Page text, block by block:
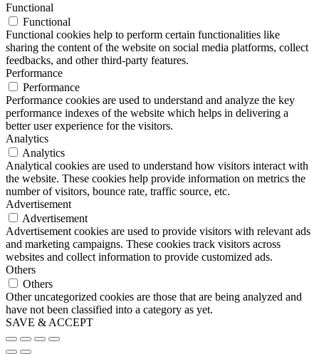
Functional
Functional
Functional cookies help to perform certain functionalities like
sharing the content of the website on social media platforms, collect
feedbacks, and other third-party features.
Performance
Performance
Performance cookies are used to understand and analyze the key
performance indexes of the website which helps in delivering a
better user experience for the visitors.
Analytics
Analytics
Analytical cookies are used to understand how visitors interact with
the website. These cookies help provide information on metrics the
number of visitors, bounce rate, traffic source, etc.
Advertisement
Advertisement
Advertisement cookies are used to provide visitors with relevant ads
and marketing campaigns. These cookies track visitors across
websites and collect information to provide customized ads.
Others
Others
Other uncategorized cookies are those that are being analyzed and
have not been classified into a category as yet.
SAVE & ACCEPT